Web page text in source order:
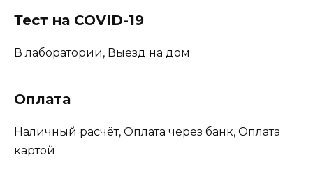
Тест на COVID-19
В лаборатории, Выезд на дом
Оплата
Наличный расчёт, Оплата через банк, Оплата
картой